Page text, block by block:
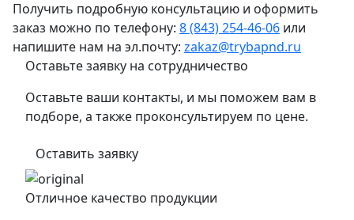
Получить подробную консультацию и оформить
заказ можно по телефону: 8 (843) 254-46-06 или
напишите нам на эл.почту: zakaz@trybapnd.ru
Оставьте заявку на сотрудничество
Оставьте ваши контакты, и мы поможем вам в
подборе, а также проконсультируем по цене.
Оставить заявку
Отличное качество продукции